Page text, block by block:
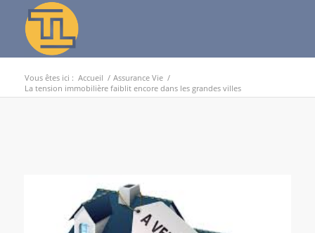
Vous êtes ici : Accueil / Assurance Vie /
La tension immobilière faiblit encore dans les grandes villes